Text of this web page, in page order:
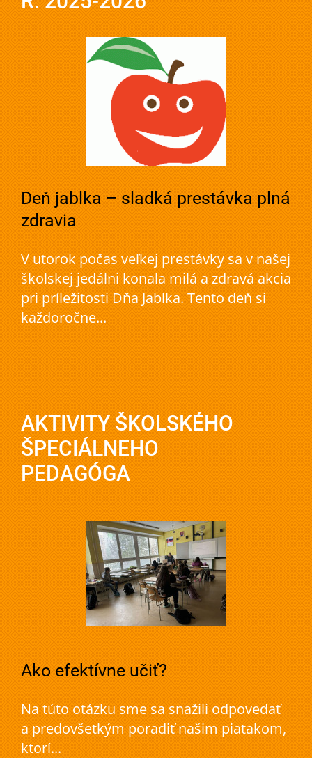
Deň jablka – sladká prestávka plná
zdravia
V utorok počas veľkej prestávky sa v našej
školskej jedálni konala milá a zdravá akcia
pri príležitosti Dňa Jablka. Tento deň si
každoročne...
AKTIVITY ŠKOLSKÉHO
ŠPECIÁLNEHO
PEDAGÓGA
Ako efektívne učiť?
Na túto otázku sme sa snažili odpovedať
a predovšetkým poradiť našim piatakom,
ktorí...